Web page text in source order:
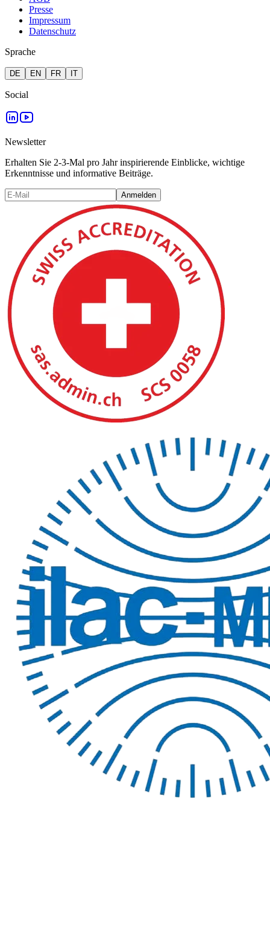
Presse
Impressum
Datenschutz
Sprache
DE EN FR IT
Social
Newsletter
Erhalten Sie 2-3-Mal pro Jahr inspirierende Einblicke, wichtige
Erkenntnisse und informative Beiträge.
Anmelden